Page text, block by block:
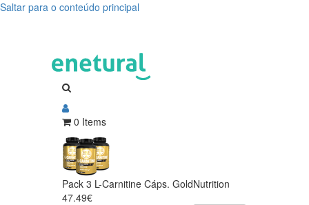
Saltar para o conteúdo principal
0 Items
Pack 3 L-Carnitine Cáps. GoldNutrition
47.49€